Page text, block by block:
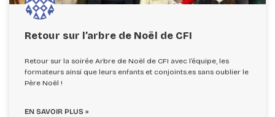
Retour sur l’arbre de Noël de CFI
Retour sur la soirée Arbre de Noël de CFI avec l’équipe, les
formateurs ainsi que leurs enfants et conjoints.es sans oublier le
Père Noël !
EN SAVOIR PLUS »